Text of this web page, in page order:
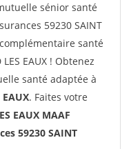
sénior santé
59230 SAINT
santé
EAUX ! Obtenez
santé adaptée à
. Faites votre
EAUX MAAF
59230 SAINT